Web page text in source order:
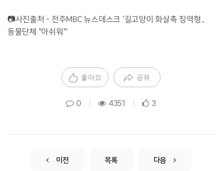
📷사진출처 - 전주MBC 뉴스데스크 '길고양이 화살촉 징역형..
동물단체 "아쉬워"'
좋아요 공유
0 4351 3
이전 목록 다음